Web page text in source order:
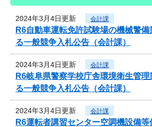
2024年3月4日更新 会計課
R6自動車運転免許試験場の機械警
る一般競争入札公告（会計課）
2024年3月4日更新 会計課
R6岐阜県警察学校庁舎環境衛生管
る一般競争入札公告（会計課）
2024年3月4日更新 会計課
R6運転者講習センター空調機設備